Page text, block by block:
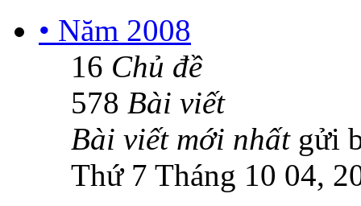
• Năm 2008
16 Chủ đề
578 Bài viết
Bài viết mới nhấtgửi
Thứ 7 Tháng 10 04,